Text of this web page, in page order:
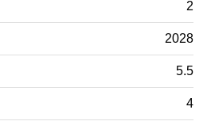
2
2028
5.5
4